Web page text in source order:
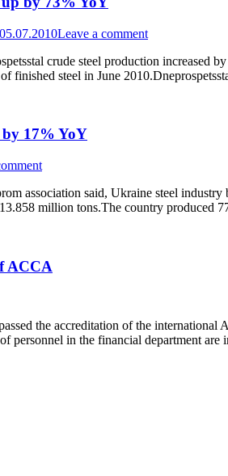
05.07.2010Leave a comment
crude steel production increased
finished steel in June
17% YoY
association said, Ukraine steel
million tons.The country produced
ACCA
the accreditation of the
personnel in the financial department